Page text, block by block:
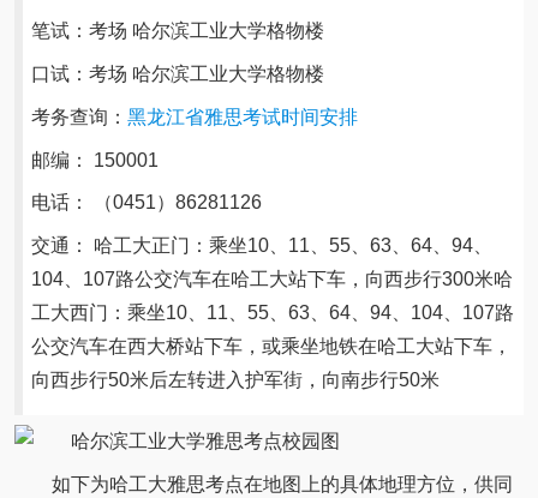
笔试：考场 哈尔滨工业大学格物楼
口试：考场 哈尔滨工业大学格物楼
考务查询： 黑龙江省雅思考试时间安排
邮编： 150001
电话： （0451）86281126
交通： 哈工大正门：乘坐10、11、55、63、64、94、
104、107路公交汽车在哈工大站下车，向西步行300米哈
工大西门：乘坐10、11、55、63、64、94、104、107路
公交汽车在西大桥站下车，或乘坐地铁在哈工大站下车，
向西步行50米后左转进入护军街，向南步行50米
如下为哈工大雅思考点在地图上的具体地理方位，供同